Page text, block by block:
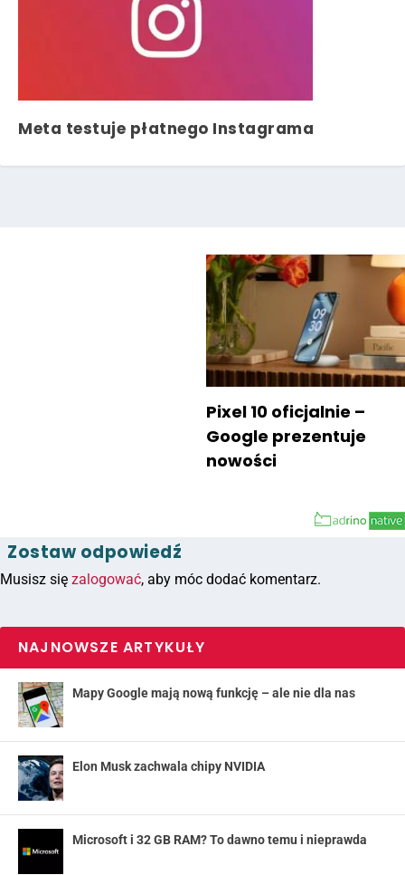
Meta testuje płatnego Instagrama
Pixel 10 oficjalnie –
Google prezentuje
nowości
Zostaw odpowiedź
Musisz się zalogować, aby móc dodać komentarz.
NAJNOWSZE ARTYKUŁY
Mapy Google mają nową funkcję – ale nie dla nas
Elon Musk zachwala chipy NVIDIA
Microsoft i 32 GB RAM? To dawno temu i nieprawda